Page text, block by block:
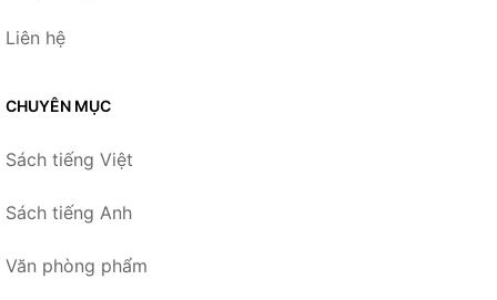
Liên hệ
CHUYÊN MỤC
Sách tiếng Việt
Sách tiếng Anh
Văn phòng phẩm